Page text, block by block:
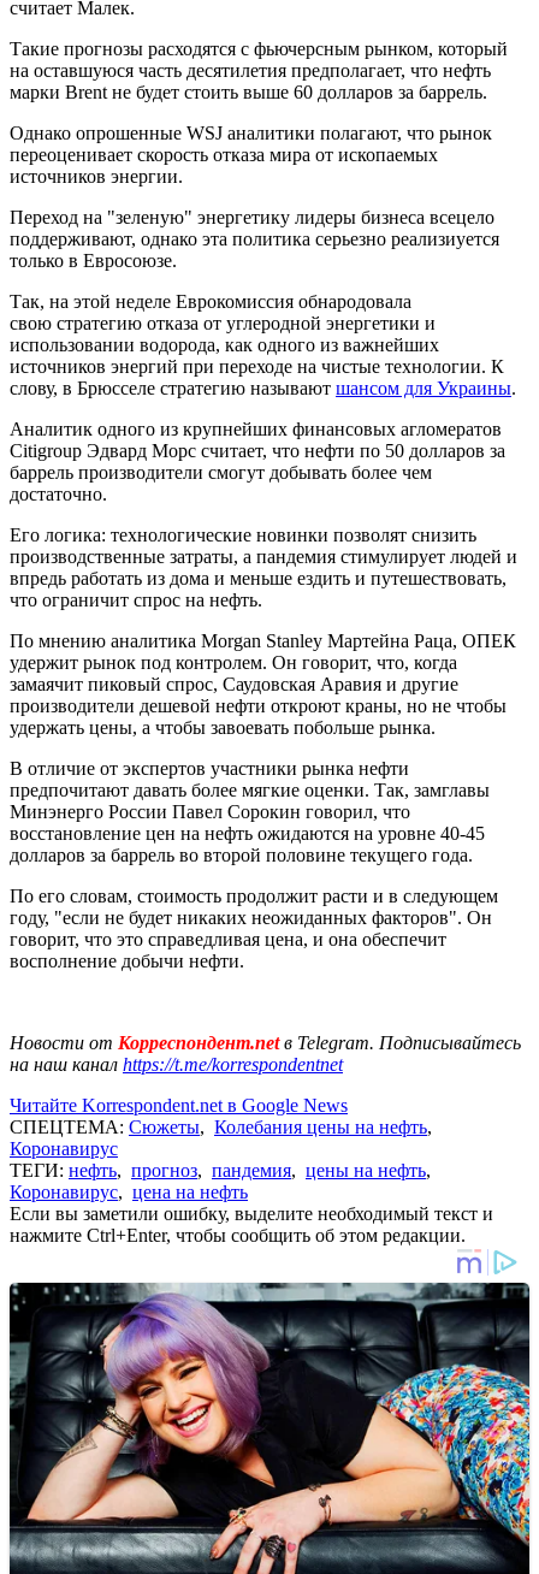
считает Малек.
Такие прогнозы расходятся с фьючерсным рынком, который
на оставшуюся часть десятилетия предполагает, что нефть
марки Brent не будет стоить выше 60 долларов за баррель.
Однако опрошенные WSJ аналитики полагают, что рынок
переоценивает скорость отказа мира от ископаемых
источников энергии.
Переход на "зеленую" энергетику лидеры бизнеса всецело
поддерживают, однако эта политика серьезно реализиуется
только в Евросоюзе.
Так, на этой неделе Еврокомиссия обнародовала
свою стратегию отказа от углеродной энергетики и
использовании водорода, как одного из важнейших
источников энергий при переходе на чистые технологии. К
слову, в Брюсселе стратегию называют шансом для Украины.
Аналитик одного из крупнейших финансовых агломератов
Citigroup Эдвард Морс считает, что нефти по 50 долларов за
баррель производители смогут добывать более чем
достаточно.
Его логика: технологические новинки позволят снизить
производственные затраты, а пандемия стимулирует людей и
впредь работать из дома и меньше ездить и путешествовать,
что ограничит спрос на нефть.
По мнению аналитика Morgan Stanley Мартейна Раца, ОПЕК
удержит рынок под контролем. Он говорит, что, когда
замаячит пиковый спрос, Саудовская Аравия и другие
производители дешевой нефти откроют краны, но не чтобы
удержать цены, а чтобы завоевать побольше рынка.
В отличие от экспертов участники рынка нефти
предпочитают давать более мягкие оценки. Так, замглавы
Минэнерго России Павел Сорокин говорил, что
восстановление цен на нефть ожидаются на уровне 40-45
долларов за баррель во второй половине текущего года.
По его словам, стоимость продолжит расти и в следующем
году, "если не будет никаких неожиданных факторов". Он
говорит, что это справедливая цена, и она обеспечит
восполнение добычи нефти.
Новости от Корреспондент.netв Telegram. Подписывайтесь
на наш канал https://t.me/korrespondentnet
Читайте Korrespondent.net в Google News
СПЕЦТЕМА: Сюжеты, Колебания цены на нефть,
Коронавирус
ТЕГИ: нефть, прогноз, пандемия, цены на нефть,
Коронавирус, цена на нефть
Если вы заметили ошибку, выделите необходимый текст и
нажмите Ctrl+Enter, чтобы сообщить об этом редакции.